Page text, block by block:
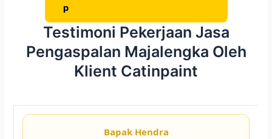
Testimoni Pekerjaan Jasa
Pengaspalan Majalengka Oleh
Klient Catinpaint
Bapak Hendra